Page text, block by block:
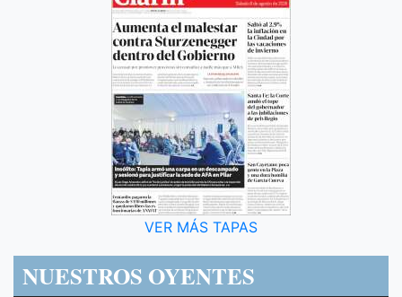
VER MÁS TAPAS
NUESTROS OYENTES